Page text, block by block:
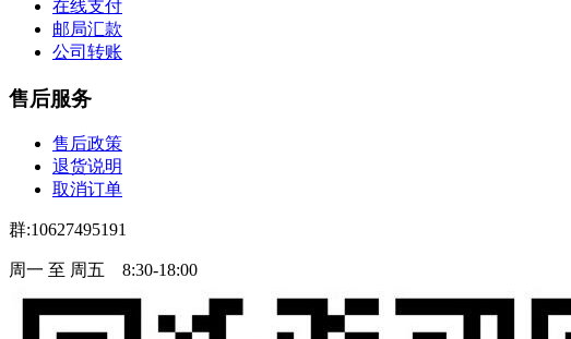
在线支付
邮局汇款
公司转账
售后服务
售后政策
退货说明
取消订单
群:10627495191
周一 至 周五 8:30-18:00